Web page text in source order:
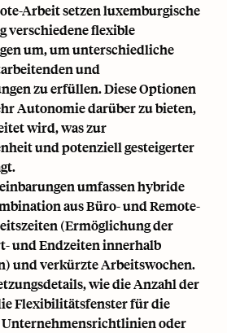
Arbeit setzen luxemburgische
verschiedene flexible
um, um unterschiedliche
und
zu erfüllen. Diese Optionen
Autonomie darüber zu bieten,
wird, was zur
und potenziell gesteigerter
umfassen hybride
aus Büro- und Remote-
(Ermöglichung der
und Endzeiten innerhalb
und verkürzte Arbeitswochen.
wie die Anzahl der
Flexibilitätsfenster für die
oder